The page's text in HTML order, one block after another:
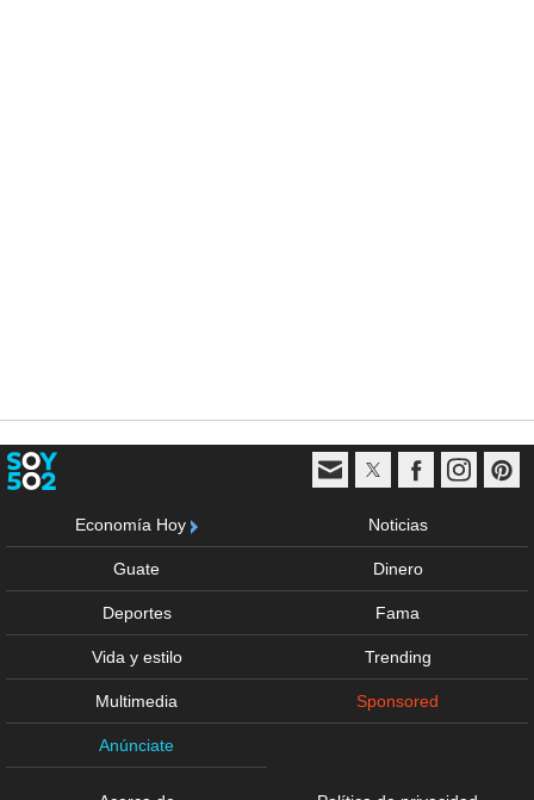
Economía Hoy Noticias
Guate Dinero
Deportes Fama
Vida y estilo Trending
Multimedia Sponsored
Anúnciate